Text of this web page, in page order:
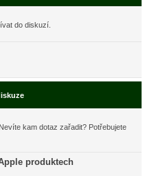
do diskuzí.
kam dotaz zařadit? Potřebujete
produktech